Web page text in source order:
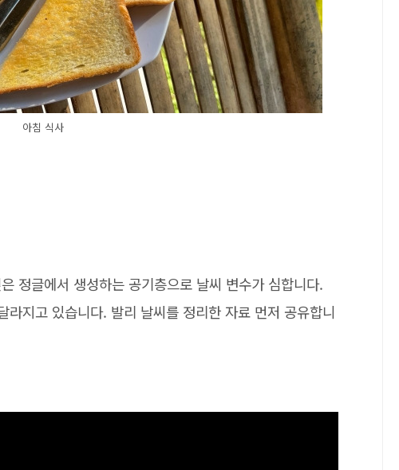
아침 식사
정글에서 생성하는 공기층으로 날씨 변수가 심합니다.
지고 있습니다. 발리 날씨를 정리한 자료 먼저 공유합니